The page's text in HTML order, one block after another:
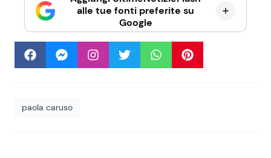
alle tue fonti preferite su
Google
paola caruso